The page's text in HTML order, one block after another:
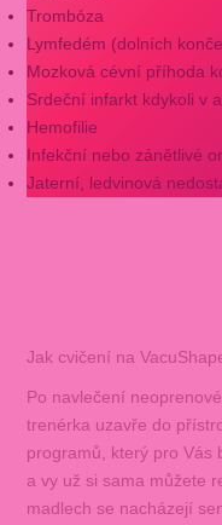
Trombóza
Lymfedém (dolních
Mozková cévní příhoda
Srdeční infarkt kdykoli v
Hemofilie
Infekční nebo zánětlivé
Jaterní, ledvinová
Jak cvičení na
Po navlečení
trenérka uzavře do
programů, který pro Vás
a vy už si sama můžete
madlech se nacházejí